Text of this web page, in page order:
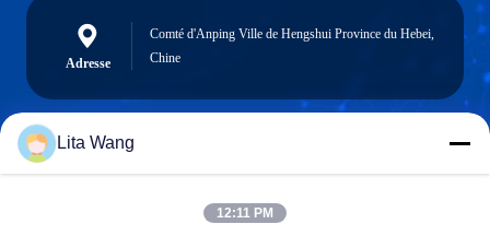
Adresse
Comté d'Anping Ville de Hengshui Province du Hebei,
Chine
lita@screenmeshnet.com
Lita Wang
12:11 PM